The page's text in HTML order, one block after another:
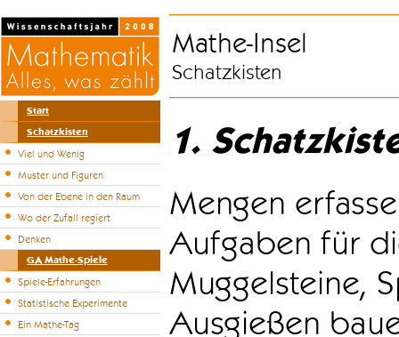
Start
Schatzkisten
Viel und Wenig
Muster und Figuren
Von der Ebene in den Raum
Wo der Zufall regiert
Denken
GA Mathe-Spiele
Spiele-Erfahrungen
Statistische Experimente
Ein Mathe-Tag
Mathe-Insel
Schatzkisten
1.
Mengen
Aufgaben für
Muggelsteine,
Ausgießen